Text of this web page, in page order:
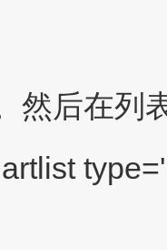
然后在列